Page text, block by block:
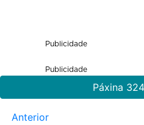
Publicidade
Publicidade
Páxina
Anterior